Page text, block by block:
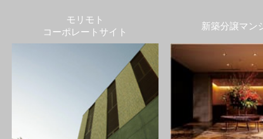
モリモト
コーポレートサイト
新築分譲マン